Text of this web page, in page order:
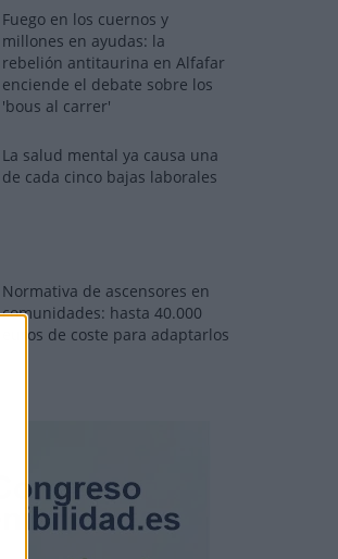
Fuego en los cuernos y
millones en ayudas: la
rebelión antitaurina en Alfafar
enciende el debate sobre los
'bous al carrer'
La salud mental ya causa una
de cada cinco bajas laborales
Normativa de ascensores en
comunidades: hasta 40.000
euros de coste para adaptarlos